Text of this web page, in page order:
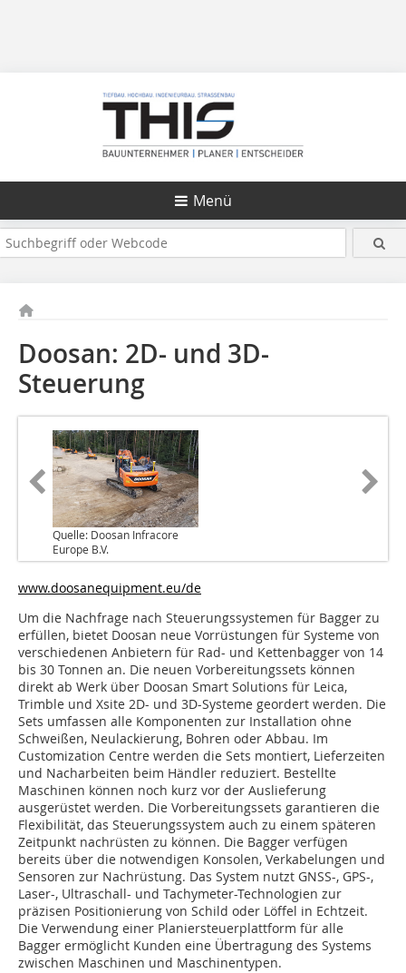
Menü
Doosan: 2D- und 3D-
Steuerung
Quelle: Doosan Infracore
Europe B.V.
www.doosanequipment.eu/de
Um die Nachfrage nach Steuerungssystemen für Bagger zu
erfüllen, bietet Doosan neue Vorrüstungen für Systeme von
verschiedenen Anbietern für Rad- und Kettenbagger von 14
bis 30 Tonnen an. Die neuen Vorbereitungssets können
direkt ab Werk über Doosan Smart Solutions für Leica,
Trimble und Xsite 2D- und 3D-Systeme geordert werden. Die
Sets umfassen alle Komponenten zur Installation ohne
Schweißen, Neulackierung, Bohren oder Abbau. Im
Customization Centre werden die Sets montiert, Lieferzeiten
und Nacharbeiten beim Händler reduziert. Bestellte
Maschinen können noch kurz vor der Auslieferung
ausgerüstet werden. Die Vorbereitungssets garantieren die
Flexibilität, das Steuerungssystem auch zu einem späteren
Zeitpunkt nachrüsten zu können. Die Bagger verfügen
bereits über die notwendigen Konsolen, Verkabelungen und
Sensoren zur Nachrüstung. Das System nutzt GNSS-, GPS-,
Laser-, Ultraschall- und Tachymeter-Technologien zur
präzisen Positionierung von Schild oder Löffel in Echtzeit.
Die Verwendung einer Planiersteuerplattform für alle
Bagger ermöglicht Kunden eine Übertragung des Systems
zwischen Maschinen und Maschinentypen.